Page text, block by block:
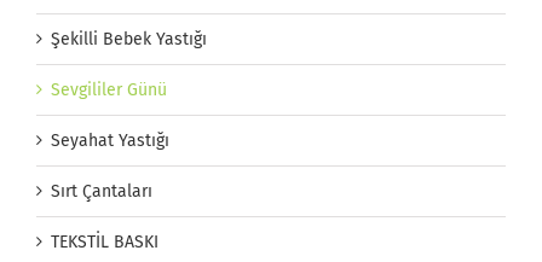
Şekilli Bebek Yastığı
Sevgililer Günü
Seyahat Yastığı
Sırt Çantaları
TEKSTİL BASKI